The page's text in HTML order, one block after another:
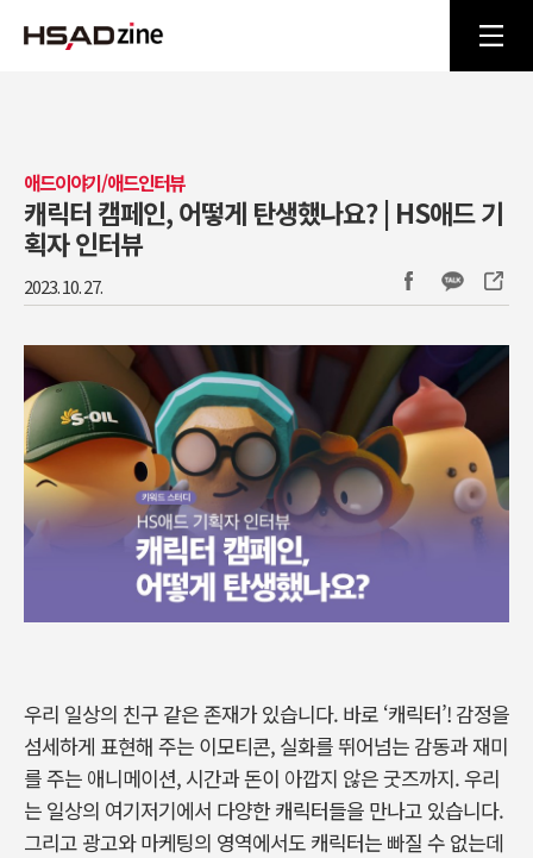
애드이야기/애드인터뷰
캐릭터 캠페인, 어떻게 탄생했나요? | HS애드 기
획자 인터뷰
2023. 10. 27.
우리 일상의 친구 같은 존재가 있습니다. 바로 ‘캐릭터’! 감정을
섬세하게 표현해 주는 이모티콘, 실화를 뛰어넘는 감동과 재미
를 주는 애니메이션, 시간과 돈이 아깝지 않은 굿즈까지.우리
는 일상의 여기저기에서 다양한 캐릭터들을 만나고 있습니다.
그리고 광고와 마케팅의 영역에서도 캐릭터는 빠질 수 없는데